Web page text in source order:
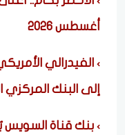
أغسطس 2026
إلى البنك المركزي
بنك قناة